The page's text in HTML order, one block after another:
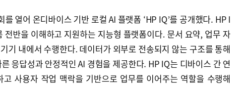
를 열어 온디바이스 기반 로컬 AI 플랫폼 ‘HP IQ’를 공개했다. HP I
전반을 이해하고 지원하는 지능형 플랫폼이다. 문서 요약, 업무 자
기 내에서 수행한다. 데이터가 외부로 전송되지 않는 구조를 통해
응답성과 안정적인 AI 경험을 제공한다. HP IQ는 디바이스 간 연
고 사용자 작업 맥락을 기반으로 업무를 이어주는 역할을 수행해